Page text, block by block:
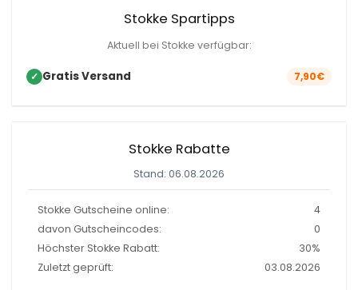
Stokke Spartipps
Aktuell bei Stokke verfügbar:
✓ Gratis Versand 7,90€
Stokke Rabatte
Stand: 06.08.2026
Stokke Gutscheine online:
4
davon Gutscheincodes:
0
Höchster Stokke Rabatt:
30%
Zuletzt geprüft:
03.08.2026